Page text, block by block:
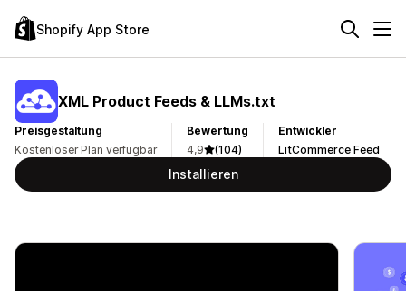
Shopify App Store
XML Product Feeds & LLMs.txt
Preisgestaltung
Kostenloser Plan verfügbar
Bewertung
4,9
(104)
Entwickler
LitCommerce Feed
Installieren